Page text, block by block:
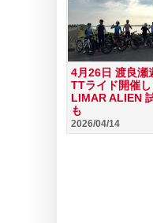
4月26日 渡良瀬
TTライド開催し
LIMAR ALIEN
も
2026/04/14